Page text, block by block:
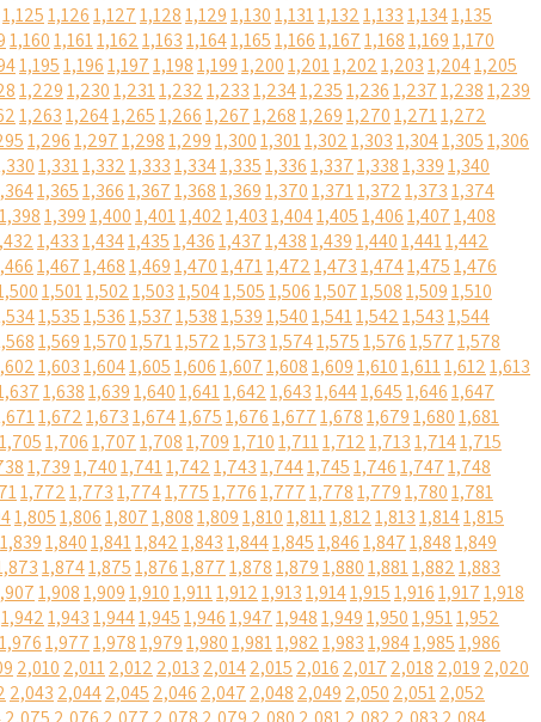
1,1251,1261,1271,1281,1291,1301,1311,1321,1331,1341,135
1,1601,1611,1621,1631,1641,1651,1661,1671,1681,1691,170
1,1951,1961,1971,1981,1991,2001,2011,2021,2031,2041,205
1,2291,2301,2311,2321,2331,2341,2351,2361,2371,2381,239
1,2631,2641,2651,2661,2671,2681,2691,2701,2711,272
1,2961,2971,2981,2991,3001,3011,3021,3031,3041,3051,306
1,3311,3321,3331,3341,3351,3361,3371,3381,3391,340
1,3651,3661,3671,3681,3691,3701,3711,3721,3731,374
1,3981,3991,4001,4011,4021,4031,4041,4051,4061,4071,408
1,4331,4341,4351,4361,4371,4381,4391,4401,4411,442
1,4671,4681,4691,4701,4711,4721,4731,4741,4751,476
1,5011,5021,5031,5041,5051,5061,5071,5081,5091,510
1,5351,5361,5371,5381,5391,5401,5411,5421,5431,544
1,5691,5701,5711,5721,5731,5741,5751,5761,5771,578
1,6031,6041,6051,6061,6071,6081,6091,6101,6111,6121,613
1,6381,6391,6401,6411,6421,6431,6441,6451,6461,647
1,6721,6731,6741,6751,6761,6771,6781,6791,6801,681
1,7051,7061,7071,7081,7091,7101,7111,7121,7131,7141,715
1,7391,7401,7411,7421,7431,7441,7451,7461,7471,748
1,7721,7731,7741,7751,7761,7771,7781,7791,7801,781
1,8051,8061,8071,8081,8091,8101,8111,8121,8131,8141,815
1,8391,8401,8411,8421,8431,8441,8451,8461,8471,8481,849
1,8741,8751,8761,8771,8781,8791,8801,8811,8821,883
1,9081,9091,9101,9111,9121,9131,9141,9151,9161,9171,918
1,9421,9431,9441,9451,9461,9471,9481,9491,9501,9511,952
1,9761,9771,9781,9791,9801,9811,9821,9831,9841,9851,986
2,010 2,0112,012 2,013 2,0142,015 2,016 2,017 2,018 2,019 2,020
2,043 2,0442,045 2,046 2,047 2,048 2,049 2,050 2,0512,052